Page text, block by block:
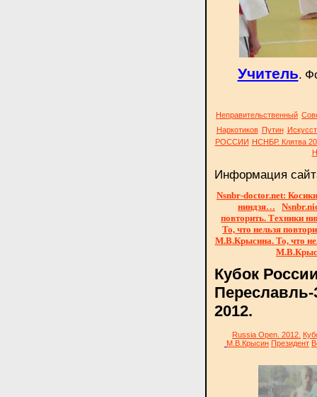
Учитель.
Неправительственный
Наркотиков
Путин
РОССИИ
НСНБР. Клятва
Информация
Nsnbr-doctor.net:
ниндзя…
повторить. Техники
То, что нельзя
М.В.Крысина. То, что
Кубок
2012.
Russia Open . 2012.
М.В.Крысин Президент